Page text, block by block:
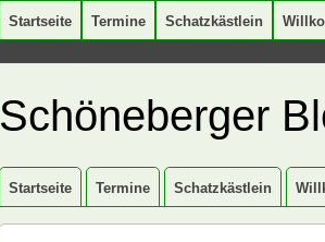
Startseite Termine Schatzkästlein
Schöneberger
Startseite Termine Schatzkästlein